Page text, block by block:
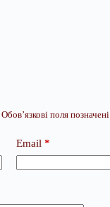
Обов’язкові поля позначені
Email *